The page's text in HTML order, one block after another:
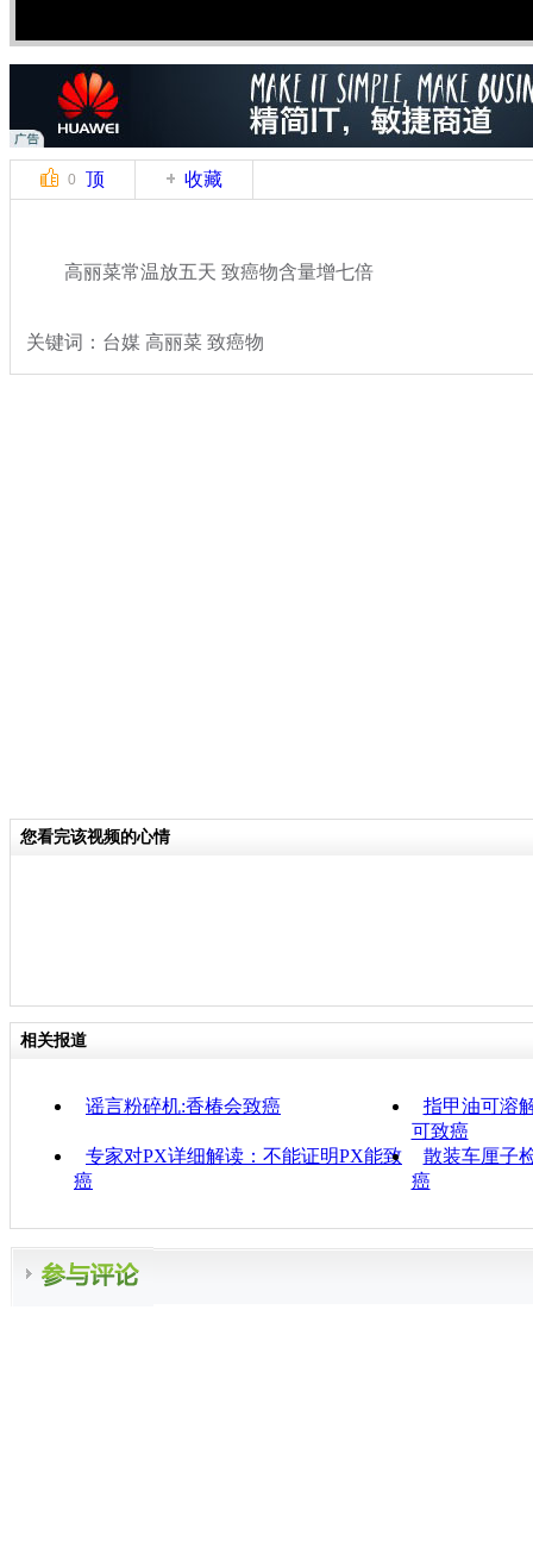
0 顶 收藏
高丽菜常温放五天 致癌物含量增七倍
关键词：台媒 高丽菜 致癌物
您看完该视频的心情
相关报道
谣言粉碎机:香椿会致癌
指甲油可溶
可致癌
专家对PX详细解读：不能证明PX能致
癌
散装车厘子
癌